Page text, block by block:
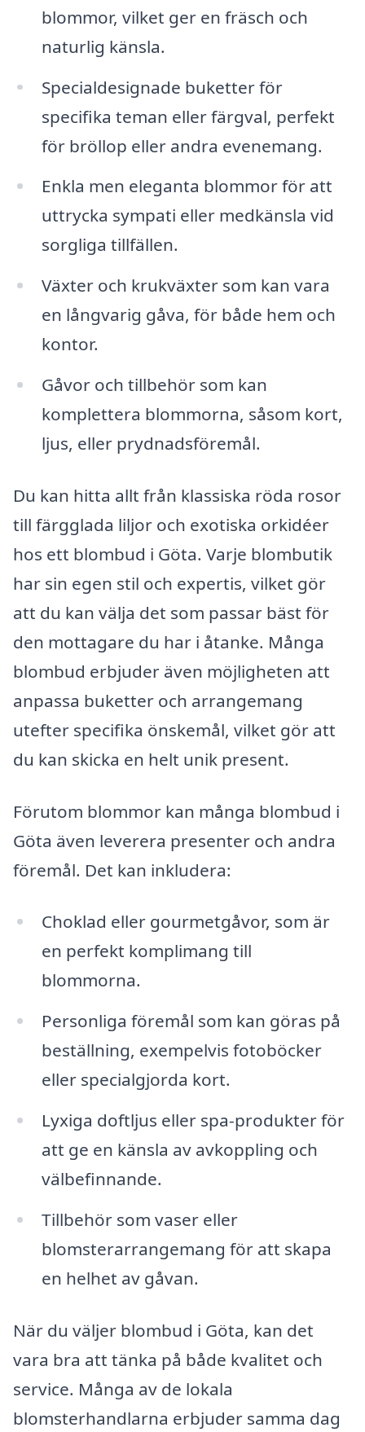
blommor, vilket ger en fräsch och
naturlig känsla.
Specialdesignade buketter för
specifika teman eller färgval, perfekt
för bröllop eller andra evenemang.
Enkla men eleganta blommor för att
uttrycka sympati eller medkänsla vid
sorgliga tillfällen.
Växter och krukväxter som kan vara
en långvarig gåva, för både hem och
kontor.
Gåvor och tillbehör som kan
komplettera blommorna, såsom kort,
ljus, eller prydnadsföremål.
Du kan hitta allt från klassiska röda rosor
till färgglada liljor och exotiska orkidéer
hos ett blombud i Göta. Varje blombutik
har sin egen stil och expertis, vilket gör
att du kan välja det som passar bäst för
den mottagare du har i åtanke. Många
blombud erbjuder även möjligheten att
anpassa buketter och arrangemang
utefter specifika önskemål, vilket gör att
du kan skicka en helt unik present.
Förutom blommor kan många blombud i
Göta även leverera presenter och andra
föremål. Det kan inkludera:
Choklad eller gourmetgåvor, som är
en perfekt komplimang till
blommorna.
Personliga föremål som kan göras på
beställning, exempelvis fotoböcker
eller specialgjorda kort.
Lyxiga doftljus eller spa-produkter för
att ge en känsla av avkoppling och
välbefinnande.
Tillbehör som vaser eller
blomsterarrangemang för att skapa
en helhet av gåvan.
När du väljer blombud i Göta, kan det
vara bra att tänka på både kvalitet och
service. Många av de lokala
blomsterhandlarna erbjuder samma dag